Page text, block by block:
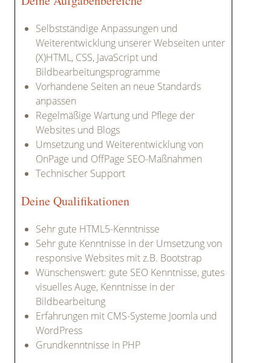
Selbstständige Anpassungen und
Weiterentwicklung unserer Webseiten unter
(X)HTML, CSS, JavaScript und
Bildbearbeitungsprogramme
Vorhandene Seiten an neue Standards
anpassen
Regelmäßige Wartung und Pflege der
Websites und Blogs
Umsetzung und Weiterentwicklung von
OnPage und OffPage SEO-Maßnahmen
Technischer Support
Deine Qualifikationen
Sehr gute HTML5-Kenntnisse
Sehr gute Kenntnisse in der Umsetzung von
responsive Websites mit z.B. Bootstrap
Wünschenswert: gute SEO Kenntnisse, gutes
visuelles Auge, Kenntnisse in der
Bildbearbeitung
Erfahrungen mit CMS-Systeme Joomla und
WordPress
Grundkenntnisse in PHP